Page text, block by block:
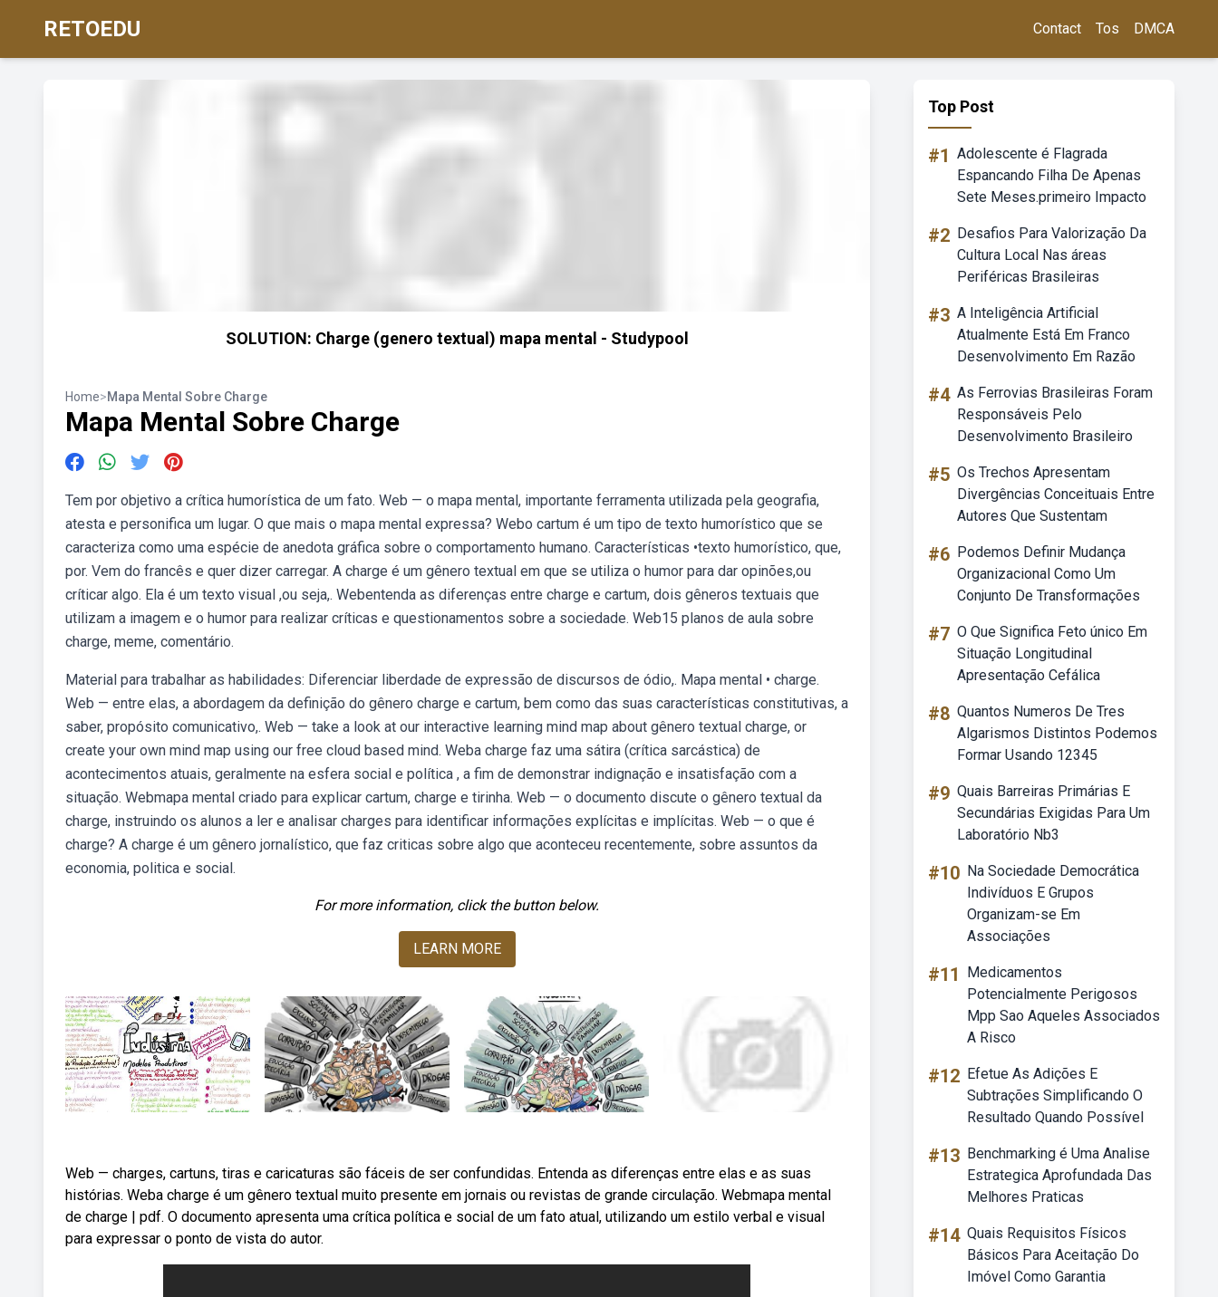
RETOEDU Contact Tos DMCA
SOLUTION: Charge (genero textual) mapa mental - Studypool
Home>Mapa Mental Sobre Charge
Mapa Mental Sobre Charge
Tem por objetivo a crítica humorística de um fato. Web — o mapa mental, importante ferramenta utilizada pela geografia,
atesta e personifica um lugar. O que mais o mapa mental expressa? Webo cartum é um tipo de texto humorístico que se
caracteriza como uma espécie de anedota gráfica sobre o comportamento humano. Características •texto humorístico, que,
por. Vem do francês e quer dizer carregar. A charge é um gênero textual em que se utiliza o humor para dar opinões,ou
críticar algo. Ela é um texto visual ,ou seja,. Webentenda as diferenças entre charge e cartum, dois gêneros textuais que
utilizam a imagem e o humor para realizar críticas e questionamentos sobre a sociedade. Web15 planos de aula sobre
charge, meme, comentário.
Material para trabalhar as habilidades: Diferenciar liberdade de expressão de discursos de ódio,. Mapa mental • charge.
Web — entre elas, a abordagem da definição do gênero charge e cartum, bem como das suas características constitutivas, a
saber, propósito comunicativo,. Web — take a look at our interactive learning mind map about gênero textual charge, or
create your own mind map using our free cloud based mind. Weba charge faz uma sátira (crítica sarcástica) de
acontecimentos atuais, geralmente na esfera social e política , a fim de demonstrar indignação e insatisfação com a
situação. Webmapa mental criado para explicar cartum, charge e tirinha. Web — o documento discute o gênero textual da
charge, instruindo os alunos a ler e analisar charges para identificar informações explícitas e implícitas. Web — o que é
charge? A charge é um gênero jornalístico, que faz criticas sobre algo que aconteceu recentemente, sobre assuntos da
economia, politica e social.
For more information, click the button below.
LEARN MORE
Web — charges, cartuns, tiras e caricaturas são fáceis de ser confundidas. Entenda as diferenças entre elas e as suas
histórias. Weba charge é um gênero textual muito presente em jornais ou revistas de grande circulação. Webmapa mental
de charge | pdf. O documento apresenta uma crítica política e social de um fato atual, utilizando um estilo verbal e visual
para expressar o ponto de vista do autor.
Top Post
#1 Adolescente é Flagrada
Espancando Filha De Apenas
Sete Meses.primeiro Impacto
#2 Desafios Para Valorização Da
Cultura Local Nas áreas
Periféricas Brasileiras
#3 A Inteligência Artificial
Atualmente Está Em Franco
Desenvolvimento Em Razão
#4 As Ferrovias Brasileiras Foram
Responsáveis Pelo
Desenvolvimento Brasileiro
#5 Os Trechos Apresentam
Divergências Conceituais Entre
Autores Que Sustentam
#6 Podemos Definir Mudança
Organizacional Como Um
Conjunto De Transformações
#7 O Que Significa Feto único Em
Situação Longitudinal
Apresentação Cefálica
#8 Quantos Numeros De Tres
Algarismos Distintos Podemos
Formar Usando 12345
#9 Quais Barreiras Primárias E
Secundárias Exigidas Para Um
Laboratório Nb3
#10 Na Sociedade Democrática
Indivíduos E Grupos
Organizam-se Em
Associações
#11
Medicamentos
Potencialmente Perigosos
Mpp Sao Aqueles Associados
A Risco
#12 Efetue As Adições E
Subtrações Simplificando O
Resultado Quando Possível
#13 Benchmarking é Uma Analise
Estrategica Aprofundada Das
Melhores Praticas
#14 Quais Requisitos Físicos
Básicos Para Aceitação Do
Imóvel Como Garantia